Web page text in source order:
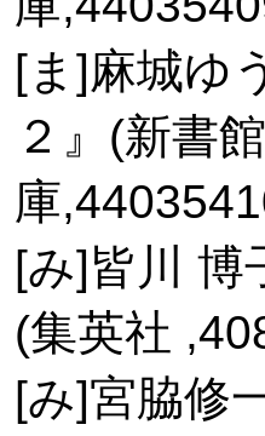
[ま]麻城ゆ
２』(新書
庫
[み]皆川 博
(集英社
[み]宮脇修